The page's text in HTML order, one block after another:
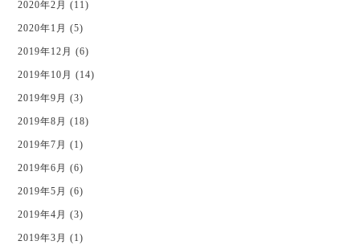
2020年2月 (11)
2020年1月 (5)
2019年12月 (6)
2019年10月 (14)
2019年9月 (3)
2019年8月 (18)
2019年7月 (1)
2019年6月 (6)
2019年5月 (6)
2019年4月 (3)
2019年3月 (1)